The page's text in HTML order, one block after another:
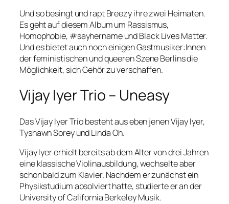
Und so besingt und rapt Breezy ihre zwei Heimaten.
Es geht auf diesem Album um Rassismus,
Homophobie, #sayhername und Black Lives Matter.
Und es bietet auch noch einigen Gastmusiker:Innen
der feministischen und queeren Szene Berlins die
Möglichkeit, sich Gehör zu verschaffen.
Vijay Iyer Trio – Uneasy
Das Vijay Iyer Trio besteht aus eben jenen Vijay Iyer,
Tyshawn Sorey und Linda Oh.
Vijay Iyer erhielt bereits ab dem Alter von drei Jahren
eine klassische Violinausbildung, wechselte aber
schon bald zum Klavier. Nachdem er zunächst ein
Physikstudium absolviert hatte, studierte er an der
University of California Berkeley Musik.